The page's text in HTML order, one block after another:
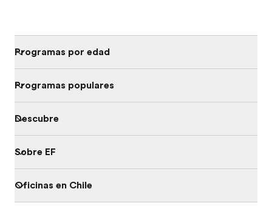
Programas por edad
Programas populares
Descubre
Sobre EF
Oficinas en Chile